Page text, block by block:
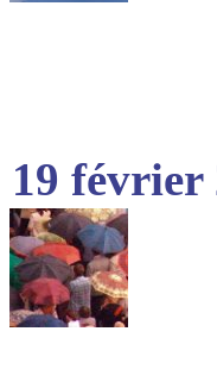
19 février